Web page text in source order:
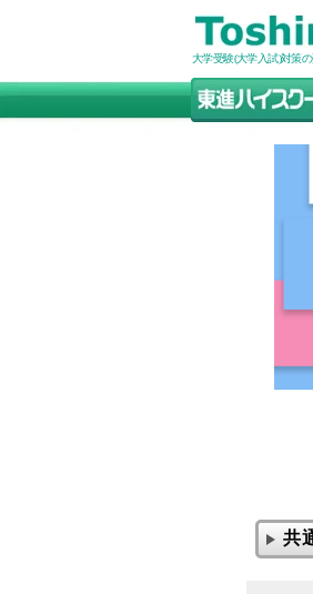
大学受験(大学入試)対策
共